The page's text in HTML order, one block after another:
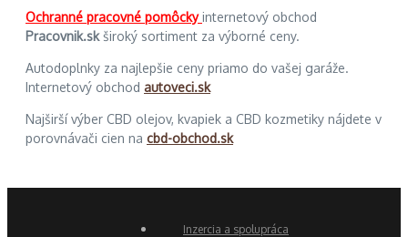
Ochranné pracovné pomôckyinternetový obchod
Pracovnik.skširoký sortiment za výborné ceny.
Autodoplnky za najlepšie ceny priamo do vašej garáže.
Internetový obchod autoveci.sk
Najširší výber CBD olejov, kvapiek a CBD kozmetiky nájdete v
porovnávači cien na cbd-obchod.sk
Inzercia a spolupráca